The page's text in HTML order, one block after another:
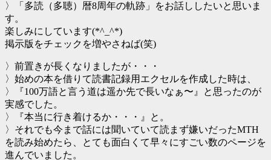
〉「多読（多聴）暦8周年の軌跡」をお話ししたいと思いま
す。
楽しみにしています(*^_^*)
掲示版をチェックを増やさねば(笑)
〉前置きが長くなりましたが・・・
〉始めの本を借りて読書記録用エクセルを作成した時は、
〉『100万語と言う道は遥か先で長いなぁ〜』と思ったのが
実感でした。
〉『本当に行き着けるか・・・』と。
〉それでも今まで話には聞いていて読まず嫌いだったMTH
を読み始めたら、とても面白くて早々にすごい数のページを
進んでいました。